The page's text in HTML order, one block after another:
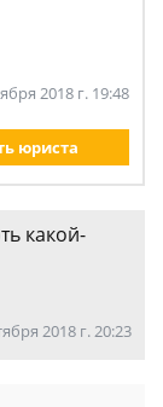
2018 г. 19:48
юриста
какой-
2018 г. 20:23